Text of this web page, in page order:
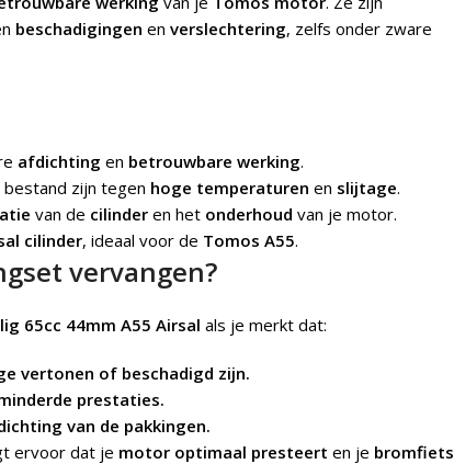
beschadigingen en verslechtering, zelfs onder zware
afdichting en betrouwbare werking.
bestand zijn tegen hoge temperaturen en slijtage.
van de cilinder en het onderhoud van je motor.
cilinder, ideaal voor de Tomos A55.
vervangen?
65cc 44mm A55 Airsal als je merkt dat:
vertonen of beschadigd zijn.
prestaties.
van de pakkingen.
ervoor dat je motor optimaal presteert en je bromfiets